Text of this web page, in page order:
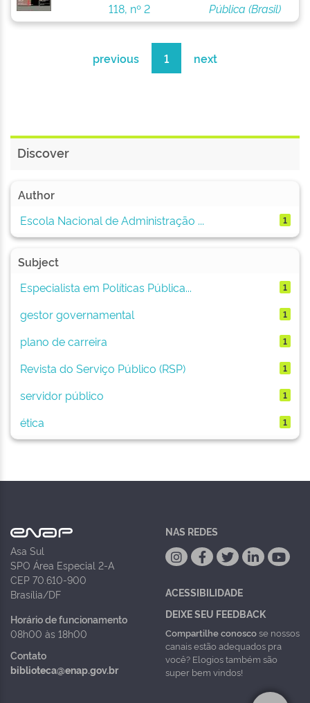
118, nº 2
Pública (Brasil)
previous 1 next
Discover
Author
Escola Nacional de Administração ...
1
Subject
Especialista em Políticas Pública...
1
gestor governamental 1
plano de carreira 1
Revista do Serviço Público (RSP) 1
servidor público 1
ética 1
Asa Sul
SPO Área Especial 2-A
CEP 70.610-900
Brasília/DF
Horário de funcionamento
08h00 às 18h00
Contato
biblioteca@enap.gov.br
NAS REDES
ACESSIBILIDADE
DEIXE SEU FEEDBACK
Compartilhe conoscose nossos
canais estão adequados pra
você? Elogios também são
super bem vindos!